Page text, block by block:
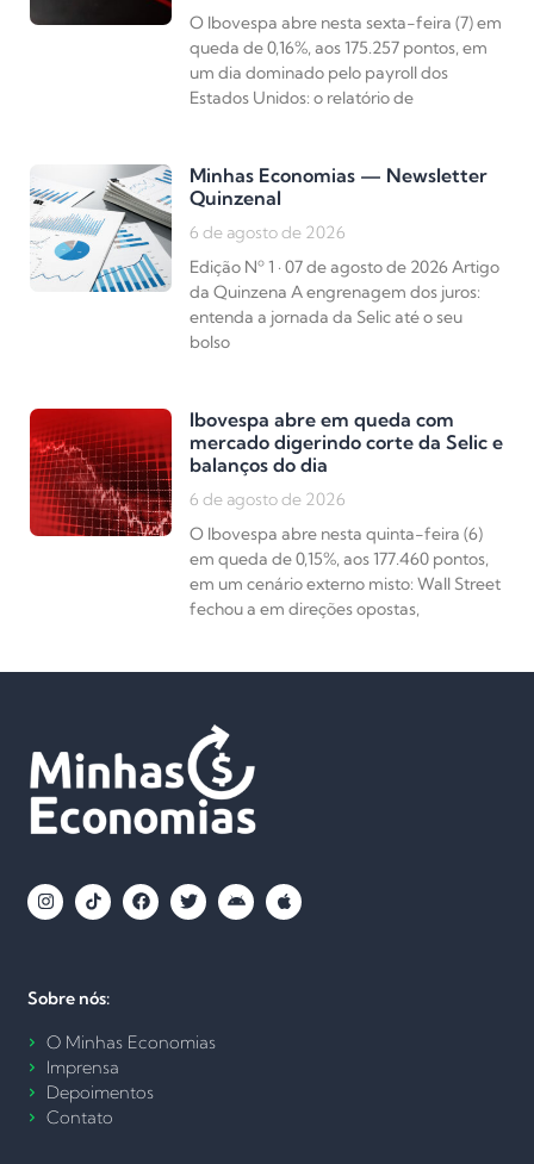
O Ibovespa abre nesta sexta-feira (7) em
queda de 0,16%, aos 175.257 pontos, em
um dia dominado pelo payroll dos
Estados Unidos: o relatório de
Minhas Economias — Newsletter
Quinzenal
6 de agosto de 2026
Edição Nº 1 · 07 de agosto de 2026 Artigo
da Quinzena A engrenagem dos juros:
entenda a jornada da Selic até o seu
bolso
Ibovespa abre em queda com
mercado digerindo corte da Selic e
balanços do dia
6 de agosto de 2026
O Ibovespa abre nesta quinta-feira (6)
em queda de 0,15%, aos 177.460 pontos,
em um cenário externo misto: Wall Street
fechou a em direções opostas,
Sobre nós:
O Minhas Economias
Imprensa
Depoimentos
Contato